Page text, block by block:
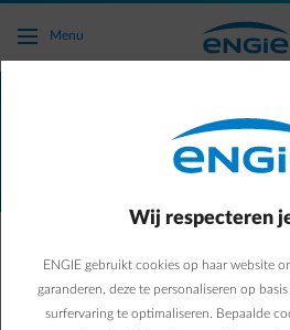
Ga naar de hoofdinhoud
Menu
Alle
geïnstalleerd via onze
SENEC.
Je woning verwarmen
energiezuinige oplossing?
Wij respecteren
ENGIE gebruikt cookies op haar website
garanderen, deze te personaliseren op
surfervaring te optimaliseren. Bepaalde